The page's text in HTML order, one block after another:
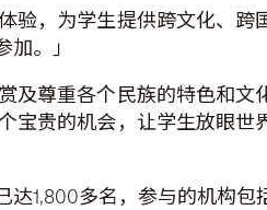
，为学生提供跨文化、跨
。」
尊重各个民族的特色和
贵的机会，让学生放眼
1,800多名，参与的机构包